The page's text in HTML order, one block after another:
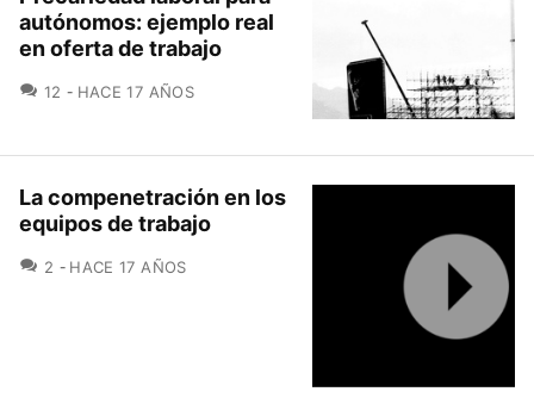
autónomos: ejemplo real
en oferta de trabajo
12 COMENTARIOS
HACE 17 AÑOS
La compenetración en los
equipos de trabajo
2 COMENTARIOS
HACE 17 AÑOS